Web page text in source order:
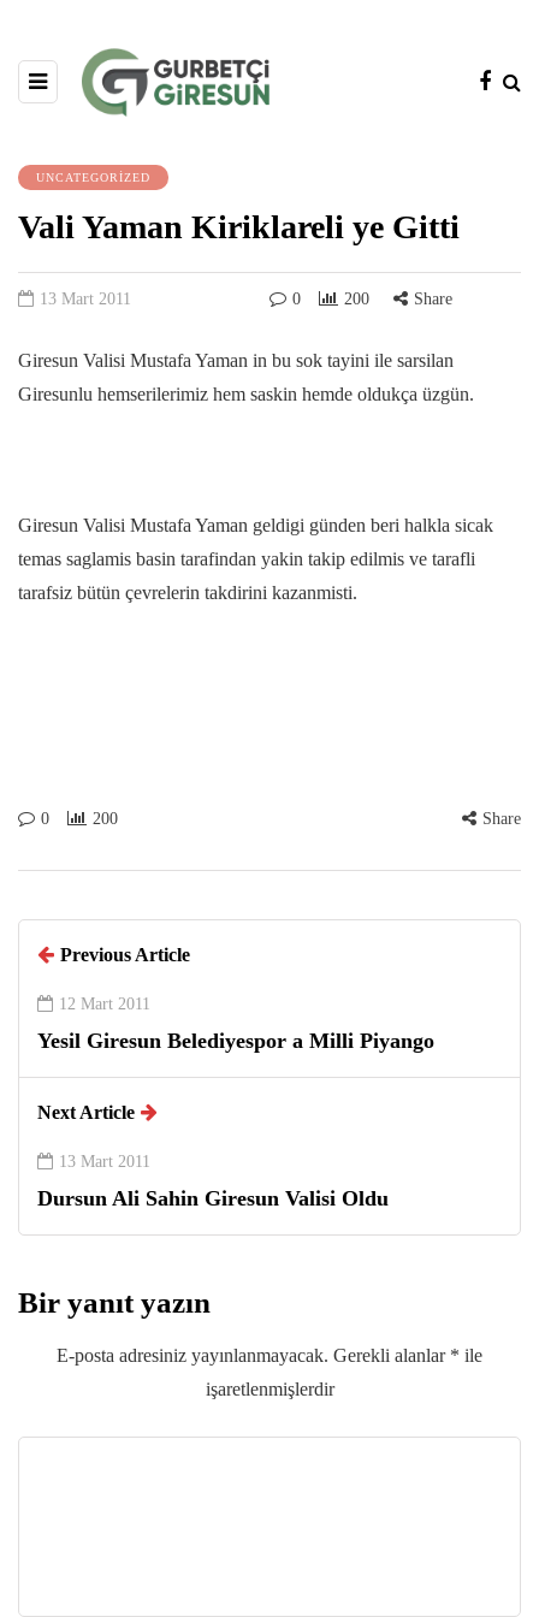
UNCATEGORIZED
Vali Yaman Kiriklareli ye Gitti
13 Mart 2011 0 200 Share
Giresun Valisi Mustafa Yaman in bu sok tayini ile sarsilan
Giresunlu hemserilerimiz hem saskin hemde oldukça üzgün.
Giresun Valisi Mustafa Yaman geldigi günden beri halkla sicak
temas saglamis basin tarafindan yakin takip edilmis ve tarafli
tarafsiz bütün çevrelerin takdirini kazanmisti.
0 200 Share
Previous Article
12 Mart 2011
Yesil Giresun Belediyespor a Milli Piyango
Next Article
13 Mart 2011
Dursun Ali Sahin Giresun Valisi Oldu
Bir yanıt yazın
E-posta adresiniz yayınlanmayacak. Gerekli alanlar * ile
işaretlenmişlerdir